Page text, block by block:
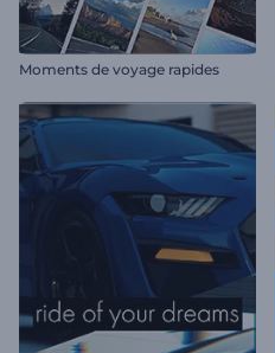
Moments de voyage rapides